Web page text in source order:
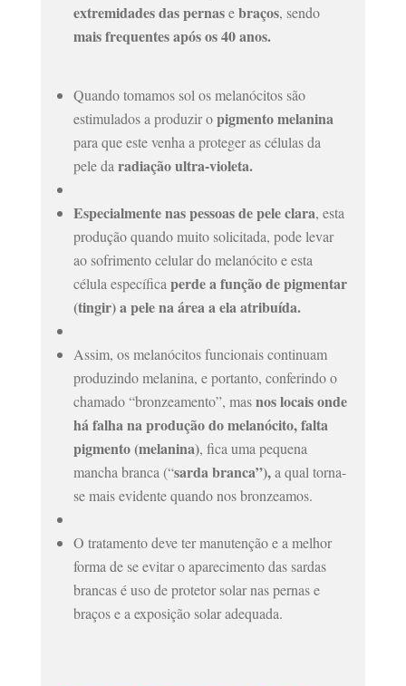
extremidades das pernasebraços, sendo
mais frequentes após os 40 anos.
Quando tomamos sol os melanócitos são
estimulados a produzir opigmento melanina
para que este venha a proteger as células da
pele da radiação ultra-violeta.
Especialmente nas pessoas de pele clara, esta
produção quando muito solicitada, pode levar
ao sofrimento celular do melanócito e esta
célula específica perde a função de pigmentar
(tingir) a pele na área a ela atribuída.
Assim, os melanócitos funcionais continuam
produzindo melanina, e portanto, conferindo o
chamado “bronzeamento”, masnos locais onde
há falha na produção do melanócito, falta
pigmento (melanina), fica uma pequena
mancha branca (“sarda branca”),a qual torna-
se mais evidente quando nos bronzeamos.
O tratamento deve ter manutenção e a melhor
forma de se evitar o aparecimento das sardas
brancas é uso de protetor solar nas pernas e
braços e a exposição solar adequada.